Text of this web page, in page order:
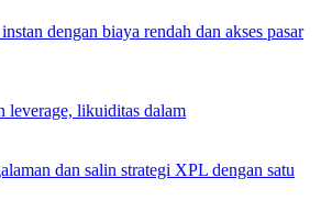
dengan biaya rendah dan akses pasar
leverage, likuiditas dalam
dan salin strategi XPL dengan satu